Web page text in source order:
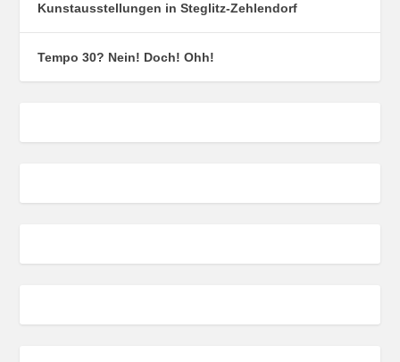
Kunstausstellungen in Steglitz-Zehlendorf
Tempo 30? Nein! Doch! Ohh!